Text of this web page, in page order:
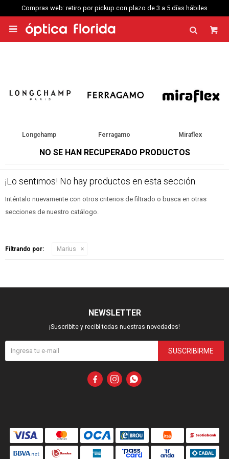
Compras web: retiro por pickup con plazo de 3 a 5 días hábiles

Longchamp Ferragamo Miraflex
NO SE HAN RECUPERADO PRODUCTOS
¡Lo sentimos! No hay productos en esta sección.
Inténtalo nuevamente con otros criterios de filtrado o busca en otras
secciones de nuestro catálogo.
Filtrando por: Marius
NEWSLETTER
¡Suscribite y recibí todas nuestras novedades!
SUSCRIBIRME
  